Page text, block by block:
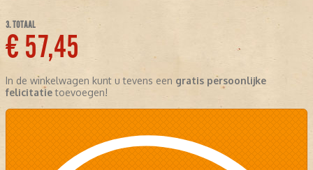
3. TOTAAL
€ 57,45
In de winkelwagen kunt u tevens een gratis persoonlijke
felicitatietoevoegen!